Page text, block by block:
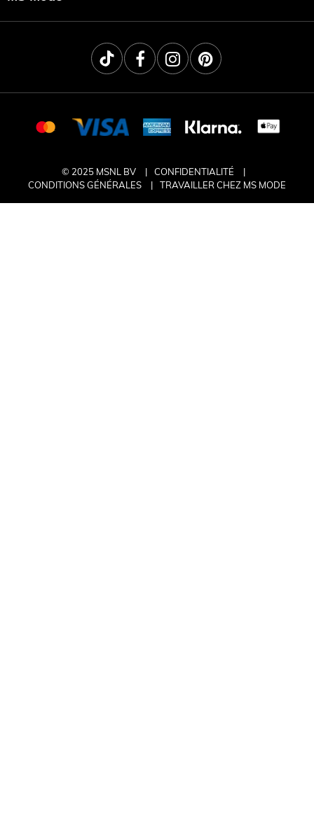
© 2025 MSNL BV
CONFIDENTIALITÉ
CONDITIONS GÉNÉRALES
TRAVAILLER CHEZ MS MODE